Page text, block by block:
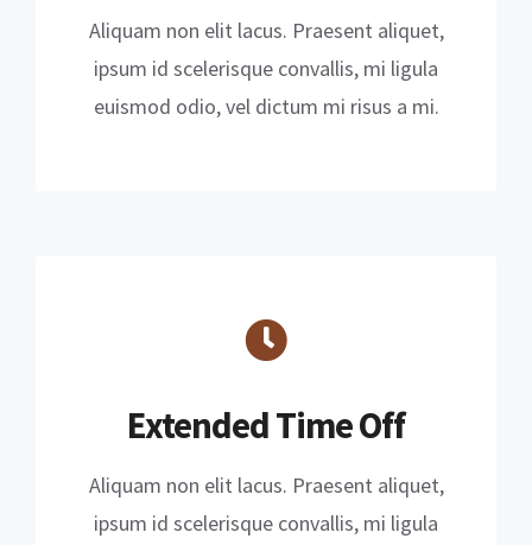
Aliquam non elit lacus. Praesent aliquet,
ipsum id scelerisque convallis, mi ligula
euismod odio, vel dictum mi risus a mi.
Extended Time Off
Aliquam non elit lacus. Praesent aliquet,
ipsum id scelerisque convallis, mi ligula